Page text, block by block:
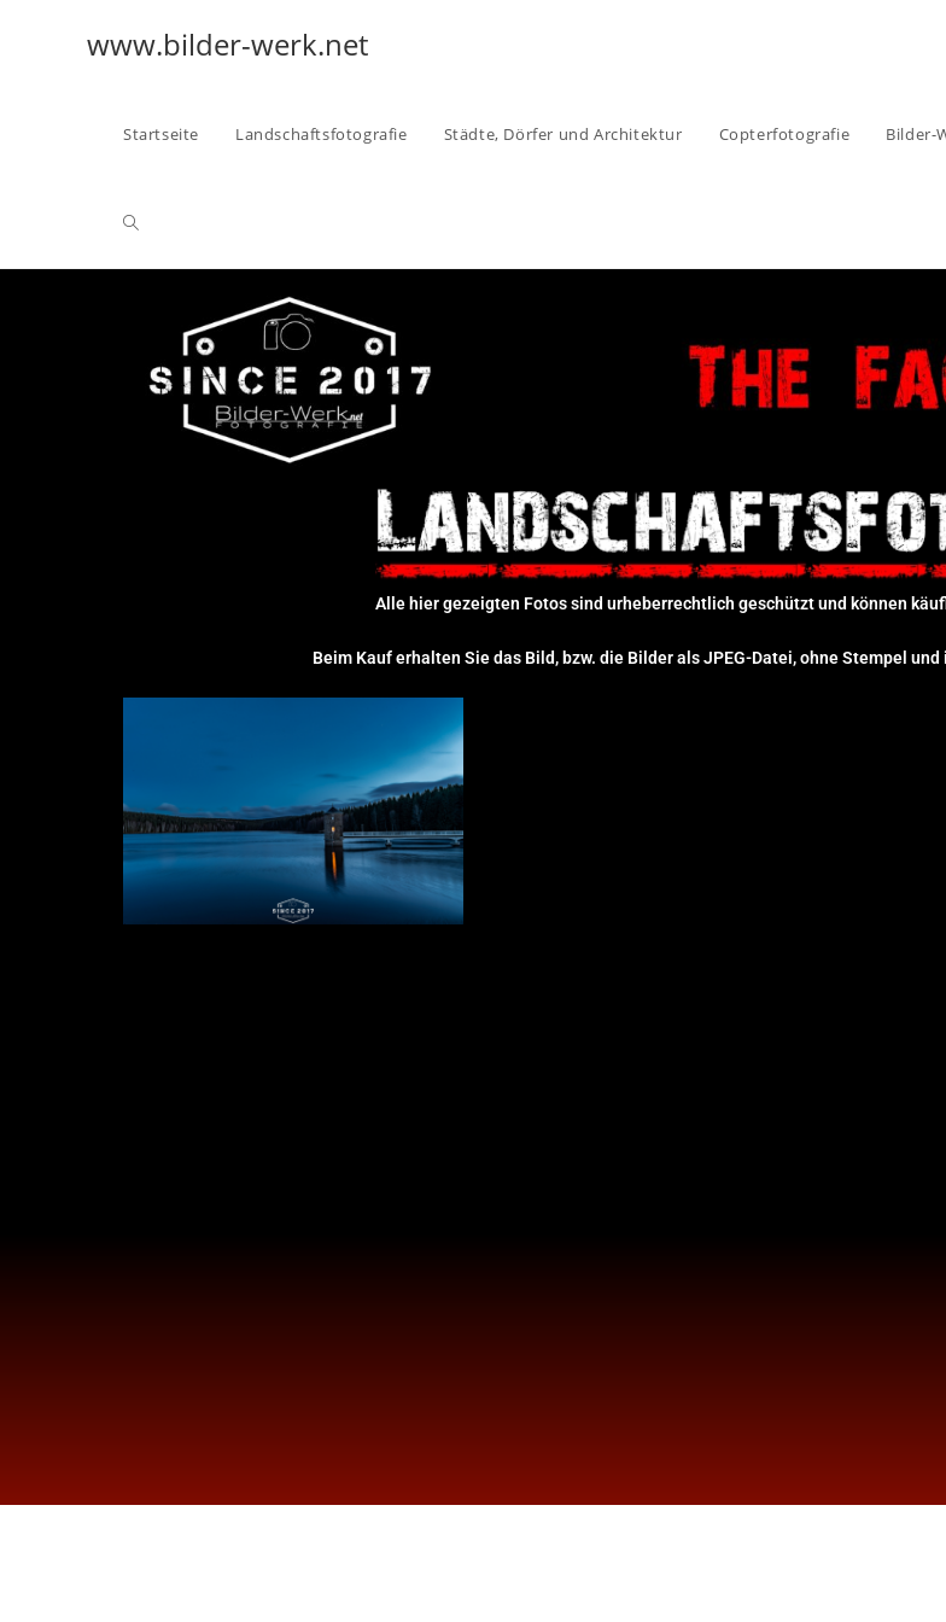
www.bilder-werk.net
Startseite Landschaftsfotografie Städte, Dörfer und Architektur Copterfotografie Bilder-
Alle hier gezeigten Fotos sind urheberrechtlich geschützt und können
Beim Kauf erhalten Sie das Bild, bzw. die Bilder als JPEG-Datei, ohne Stempel